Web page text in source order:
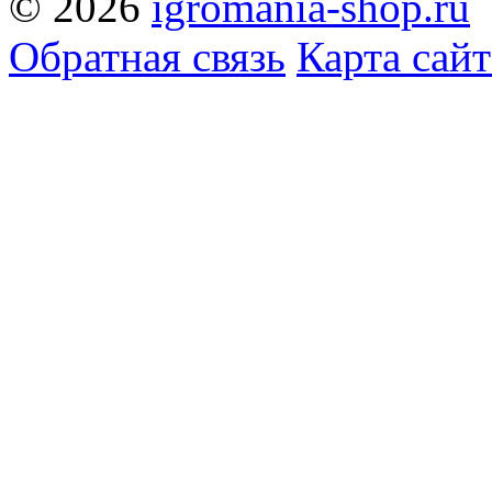
Обратная связь Карта